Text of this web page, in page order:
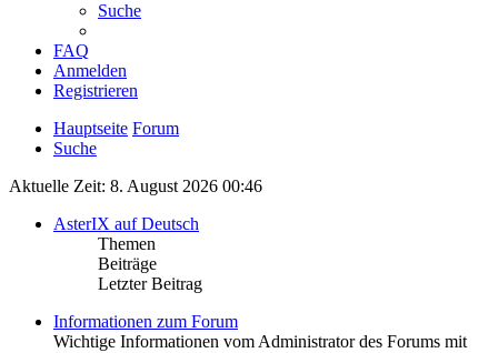
Suche
FAQ
Anmelden
Registrieren
Hauptseite Forum
Suche
Aktuelle Zeit: 8. August 2026 00:46
AsterIX auf Deutsch
Themen
Beiträge
Letzter Beitrag
Informationen zum Forum
Wichtige Informationen vom Administrator des Forums mit